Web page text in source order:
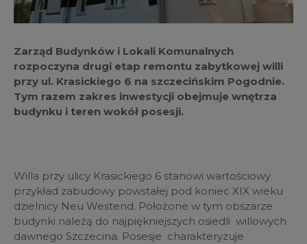
Zarząd Budynków i Lokali Komunalnych
rozpoczyna drugi etap remontu zabytkowej willi
przy ul. Krasickiego 6 na szczecińskim Pogodnie.
Tym razem zakres inwestycji obejmuje wnętrza
budynku i teren wokół posesji.
Willa przy ulicy Krasickiego 6 stanowi wartościowy
przykład zabudowy powstałej pod koniec XIX wieku
dzielnicy Neu Westend. Położone w tym obszarze
budynki należą do najpiękniejszych osiedli willowych
dawnego Szczecina. Posesje charakteryzuje